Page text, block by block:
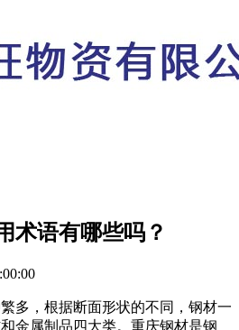
术语有哪些吗？
多，根据断面形状的不同，钢材一
金属制品四大类。重庆钢材是钢